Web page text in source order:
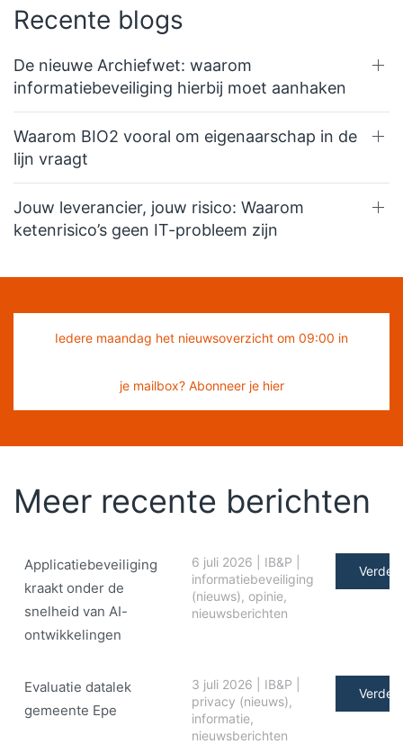
Recente blogs
De nieuwe Archiefwet: waarom
informatiebeveiliging hierbij moet aanhaken
Waarom BIO2 vooral om eigenaarschap in de
lijn vraagt
Jouw leverancier, jouw risico: Waarom
ketenrisico’s geen IT-probleem zijn
Iedere maandag het nieuwsoverzicht om 09:00 in
je mailbox? Abonneer je hier
Meer recente berichten
Applicatiebeveiliging
kraakt onder de
snelheid van AI-
ontwikkelingen
6 juli 2026 IB&P
informatiebeveiliging
(nieuws), opinie,
nieuwsberichten
Verder
Evaluatie datalek
gemeente Epe
3 juli 2026 IB&P
privacy (nieuws),
informatie,
nieuwsberichten
Verder